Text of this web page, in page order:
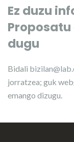
Ez duzu
dugu
Bidali
jorratzea; guk
emango dizugu.